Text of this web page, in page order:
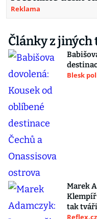
Reklama
Články z
Blesk
Marek
Klempíř
tak
Reflex.cz